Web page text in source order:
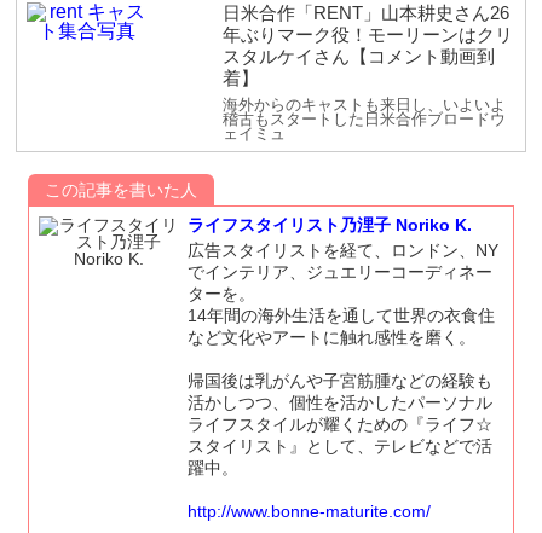
日米合作「RENT」山本耕史さん26
年ぶりマーク役！モーリーンはクリ
スタルケイさん【コメント動画到
着】
海外からのキャストも来日し、いよいよ
稽古もスタートした日米合作ブロードウ
ェイミュ
この記事を書いた人
ライフスタイリスト乃浬子 Noriko K.
広告スタイリストを経て、ロンドン、NY
でインテリア、ジュエリーコーディネー
ターを。
14年間の海外生活を通して世界の衣食住
など文化やアートに触れ感性を磨く。
帰国後は乳がんや子宮筋腫などの経験も
活かしつつ、個性を活かしたパーソナル
ライフスタイルが耀くための『ライフ☆
スタイリスト』として、テレビなどで活
躍中。
http://www.bonne-maturite.com/